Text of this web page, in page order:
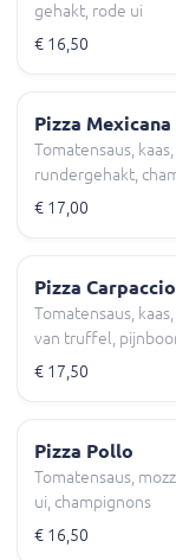
gehakt, rode ui
€ 16,50
Pizza Mexicana
Tomatensaus,
rundergehakt,
€ 17,00
Pizza Carpaccio
Tomatensaus,
van truffel,
€ 17,50
Pizza Pollo
Tomatensaus,
ui, champignons
€ 16,50